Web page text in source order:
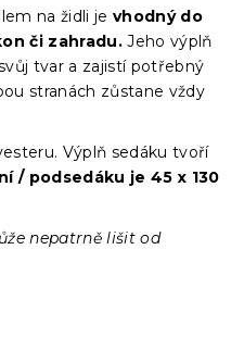
na židli je vhodný do
či zahradu. Jeho výplň
tvar a zajistí potřebný
stranách zůstane vždy
Výplň sedáku tvoří
/ podsedáku je 45 x 130
nepatrně lišit od